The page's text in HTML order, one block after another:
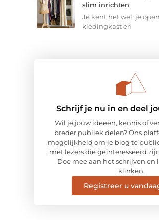
slim inrichten
Je kent het wel: je
kledingkast en
Schrijf je nu in en deel
Wil je jouw ideeën, kennis of
breder publiek delen? Ons
mogelijkheid om je blog te
met lezers die geïnteresseerd
Doe mee aan het schrijven en
klinken.
Registreer u